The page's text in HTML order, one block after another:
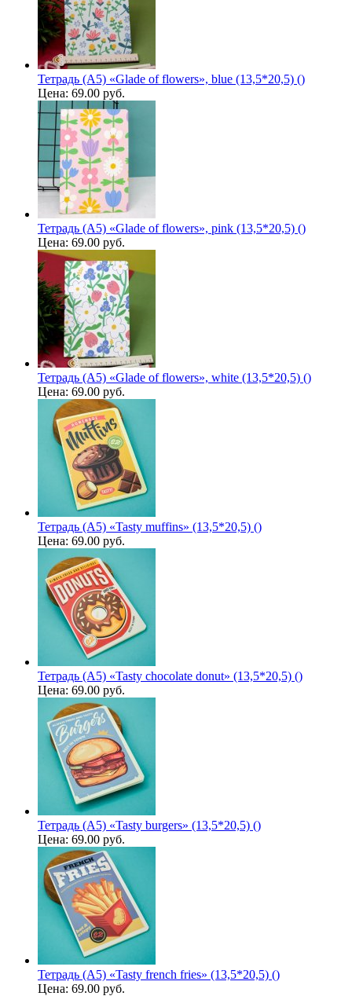
Тетрадь (A5) «Glade of flowers», blue (13,5*20,5) ()
Цена: 69.00 руб.
Тетрадь (A5) «Glade of flowers», pink (13,5*20,5) ()
Цена: 69.00 руб.
Тетрадь (A5) «Glade of flowers», white (13,5*20,5) ()
Цена: 69.00 руб.
Тетрадь (A5) «Tasty muffins» (13,5*20,5) ()
Цена: 69.00 руб.
Тетрадь (A5) «Tasty chocolate donut» (13,5*20,5) ()
Цена: 69.00 руб.
Тетрадь (A5) «Tasty burgers» (13,5*20,5) ()
Цена: 69.00 руб.
Тетрадь (A5) «Tasty french fries» (13,5*20,5) ()
Цена: 69.00 руб.